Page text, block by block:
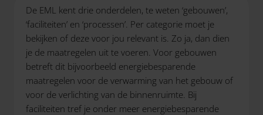
De EML kent drie onderdelen, te weten ‘gebouwen’,
‘faciliteiten’ en ‘processen’. Per categorie moet je
bekijken of deze voor jou relevant is. Zo ja, dan dien
je de maatregelen uit te voeren. Voor gebouwen
betreft dit bijvoorbeeld energiebesparende
maatregelen voor de verwarming van het gebouw of
voor de verlichting van de binnenruimte. Bij
faciliteiten tref je onder meer energiebesparende